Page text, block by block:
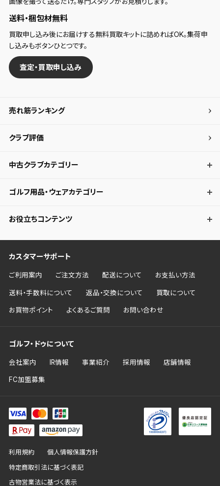
送料・梱包材無料
買取申し込み後にお届けする無料買取キットに詰めればOK。集荷申
し込みもボタンひとつです。
査定・買取申し込み
売れ筋ランキング
クラブ評価
中古クラブカテゴリー
ゴルフ用品・ウェアカテゴリー
お役立ちコンテンツ
カスタマーサポート
ご利用案内 ご注文方法 配送について お支払い方法
送料・手数料について 返品・交換について 買取について
お買物ポイント よくあるご質問 お問い合わせ
ゴルフ・ドゥについて
会社案内 IR情報 事業紹介 採用情報 店舗情報
FC加盟募集
利用規約 個人情報保護方針
特定商取引法に基づく表記
古物営業法に基づく表示